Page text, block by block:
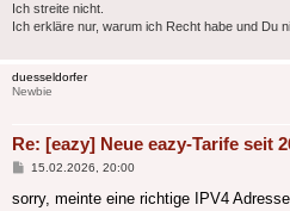
Ich streite nicht.
Ich erkläre nur, warum ich Recht habe und Du
duesseldorfer
Newbie
Re: [eazy] Neue eazy-Tarife seit
Beitrag
15.02.2026, 20:00
sorry, meinte eine richtige IPV4